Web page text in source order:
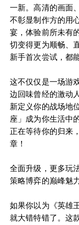
一新。高清的画面
不彰显制作方的用
宴，体验前所未有
切变得更为顺畅、
新手首次尝试，都
这不仅仅是一场游
边回味曾经的激动
新定义你的战场地
座」成为你生活中
正在等待你的归来
章！
全面升级，更多玩
策略博弈的巅峰魅
如果你以为《英雄
就大错特错了。这